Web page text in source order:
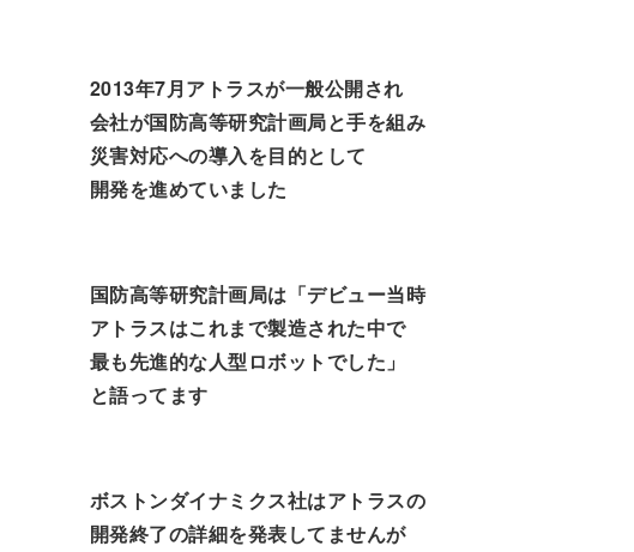
2013年7月アトラスが一般公開され
会社が国防高等研究計画局と手を組み
災害対応への導入を目的として
開発を進めていました
国防高等研究計画局は「デビュー当時
アトラスはこれまで製造された中で
最も先進的な人型ロボットでした」
と語ってます
ボストンダイナミクス社はアトラスの
開発終了の詳細を発表してませんが